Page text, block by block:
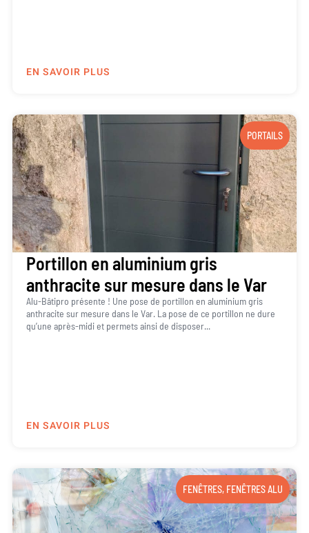
EN SAVOIR PLUS
PORTAILS
Portillon en aluminium gris
anthracite sur mesure dans le Var
Alu-Bâtipro présente ! Une pose de portillon en aluminium gris
anthracite sur mesure dans le Var. La pose de ce portillon ne dure
qu’une après-midi et permets ainsi de disposer...
EN SAVOIR PLUS
FENÊTRES, FENÊTRES ALU